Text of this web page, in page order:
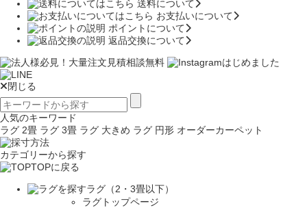
送料について
お支払いについて
ポイントについて
返品交換について
閉じる
人気のキーワード
ラグ 2畳 ラグ 3畳 ラグ 大きめ ラグ 円形 オーダーカーペット
カテゴリーから探す
TOPに戻る
ラグ（2・3畳以下）
ラグトップページ